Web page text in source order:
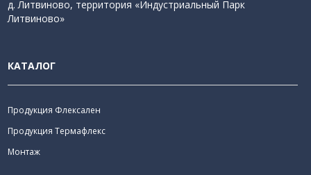
д. Литвиново, территория «Индустриальный Парк
Литвиново»
КАТАЛОГ
Продукция Флексален
Продукция Термафлекс
Монтаж